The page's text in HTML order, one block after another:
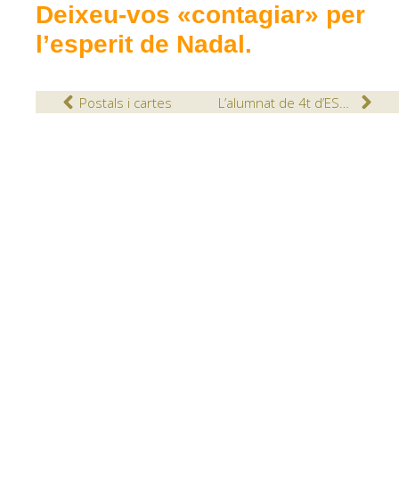
Deixeu-vos «contagiar» per
l’esperit de Nadal.
Postals i cartes